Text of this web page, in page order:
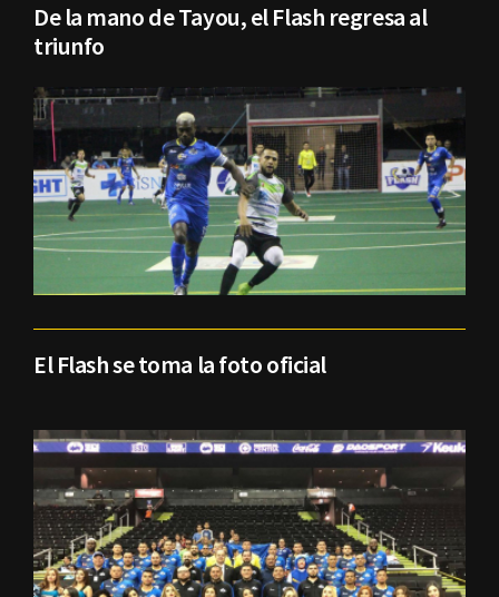
De la mano de Tayou, el Flash regresa al
triunfo
El Flash se toma la foto oficial